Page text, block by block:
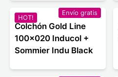
HOT!
Envío gratis
Colchón Gold Line
100x020 Inducol +
Sommier Indu Black